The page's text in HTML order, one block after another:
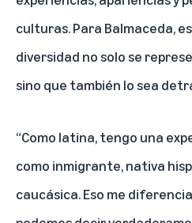
culturas. Para Balmaceda,
diversidad no solo se
sino que también lo sea
“Como latina, tengo una
como inmigrante, nativa
caucásica. Eso me